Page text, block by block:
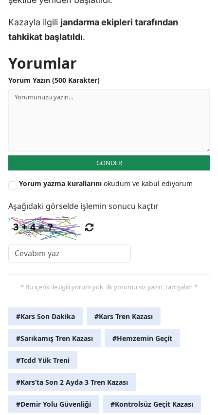
Yozgat
Şırnak
Düzce
Kazayla ilgili jandarma ekipleri tarafından
tahkikat başlatıldı.
Yorumlar
Yorum Yazın (500 Karakter)
GÖNDER
Yorum yazma kurallarını okudum ve kabul ediyorum
Aşağıdaki görselde işlemin sonucu kaçtır
* Bu içerik ile ilgili yorum yok, ilk yorumu siz yazın, tartışalım *
#Kars Son Dakika #Kars Tren Kazası
#Sarıkamış Tren Kazası #Hemzemin Geçit
#Tcdd Yük Treni
#Kars’ta Son 2 Ayda 3 Tren Kazası
#Demir Yolu Güvenliği #Kontrolsüz Geçit Kazası